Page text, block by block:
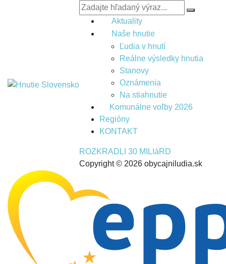
Aktuality
Naše hnutie
Ľudia v hnutí
Reálne výsledky hnutia
Stanovy
Oznámenia
Na stiahnutie
Komunálne voľby 2026
Regióny
KONTAKT
ROZKRADLI 30 MILIáRD
Copyright © 2026 obycajniludia.sk